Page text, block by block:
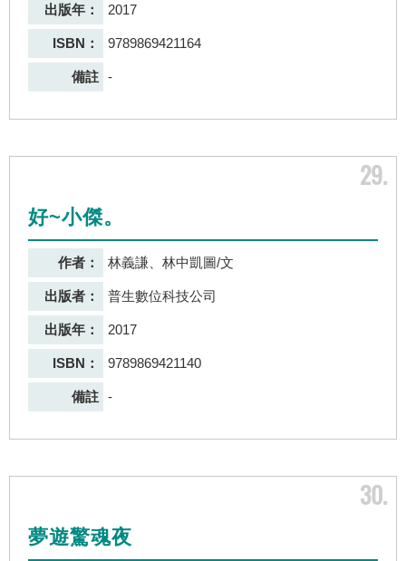
出版年： 2017
ISBN： 9789869421164
備註 -
29
好~小傑。
作者： 林義謙、林中凱圖/文
出版者： 普生數位科技公司
出版年： 2017
ISBN： 9789869421140
備註 -
30
夢遊驚魂夜